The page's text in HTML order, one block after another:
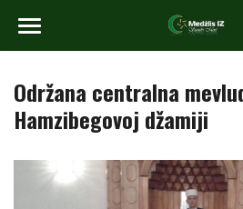
Održana centralna
Hamzibegovoj džamiji